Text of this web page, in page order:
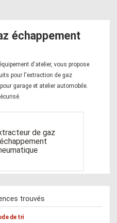
échappement
d'atelier, vous propose
pour l'extraction de gaz
garage et atelier automobile.
de gaz
trouvés
de tri